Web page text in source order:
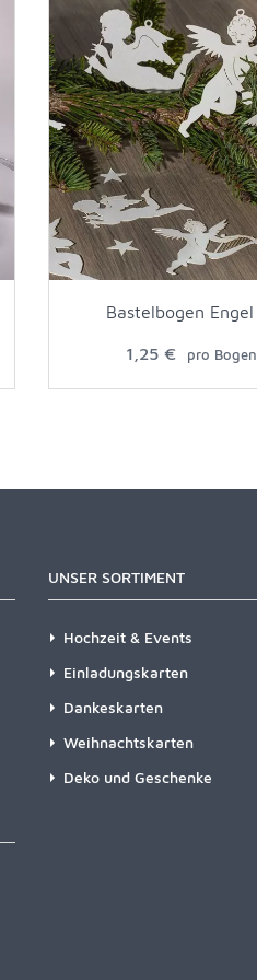
Bastelbogen Engel
1,25 € pro Bogen
UNSER SORTIMENT
Hochzeit & Events
Einladungskarten
Dankeskarten
Weihnachtskarten
Deko und Geschenke